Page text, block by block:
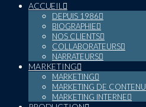
ACCUEIL
DEPUIS 1986
BIOGRAPHIE
NOS CLIENTS
COLLABORATEURS
NARRATEURS
MARKETING
MARKETING
MARKETING DE CONTENU
MARKETING INTERNE